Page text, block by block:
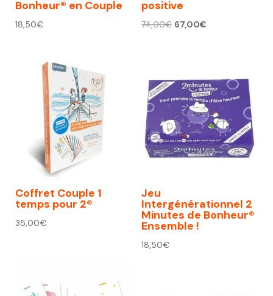
Bonheur® en Couple
18,50€
positive
74,00€ Le
74,00€.
67,00€Le
67,00€.
Coffret Couple 1
temps pour 2®
35,00€
Jeu
Intergénérationnel 2
Minutes de Bonheur®
Ensemble !
18,50€